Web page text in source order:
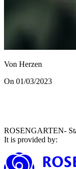
Von Herzen
On 01/03/2023
ROSENGARTEN-
It is provided by: